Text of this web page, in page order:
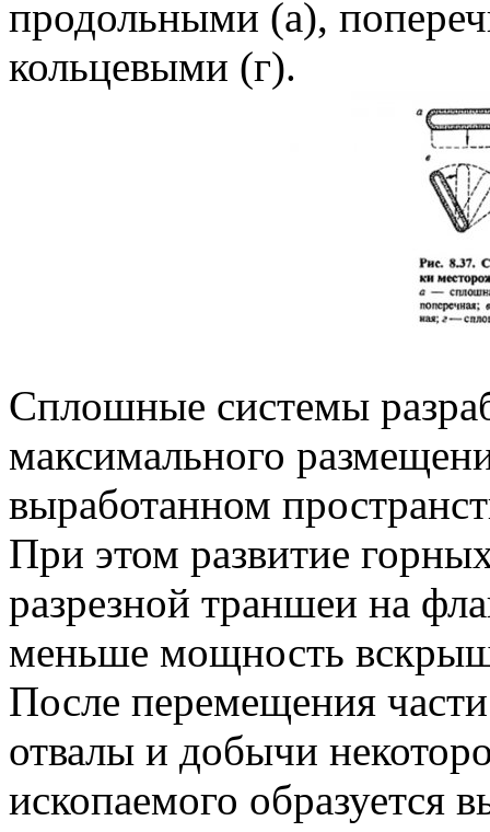
продольными (а),
кольцевыми (г).
Сплошные системы
максимального
выработанном
При этом развитие
разрезной траншеи на
меньше мощность
После перемещения
отвалы и добычи
ископаемого образуется